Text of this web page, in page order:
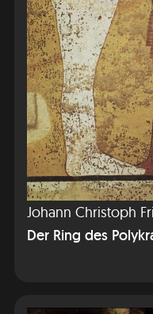
Der Ring des
Johann Christoph